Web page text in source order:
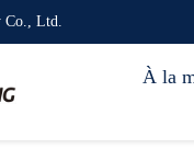
Co., Ltd.
À la